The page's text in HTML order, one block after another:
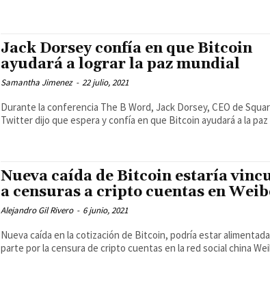
Jack Dorsey confía en que Bitcoin
ayudará a lograr la paz mundial
Samantha Jimenez - 22 julio, 2021
Durante la conferencia The B Word, Jack Dorsey, CEO de
Twitter dijo que espera y confía en que Bitcoin ayudará a la paz
Nueva caída de Bitcoin estaría
a censuras a cripto cuentas en
Alejandro Gil Rivero - 6 junio, 2021
Nueva caída en la cotización de Bitcoin, podría estar
parte por la censura de cripto cuentas en la red social china